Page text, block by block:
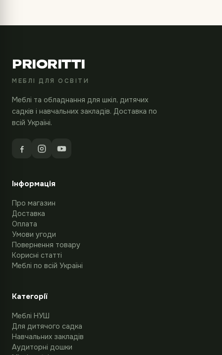
PRIORITTI
МЕБЛІ ДЛЯ ОСВІТИ
Меблі та обладнання для шкіл, дитячих
садків і навчальних закладів. Доставка по
всій Україні.
Інформація
Про магазин
Доставка
Оплата
Умови угоди
Повернення товару
Корисні статті
Меблі по всій Україні
Категорії
Меблі НУШ
Для дитячого садка
Навчальних закладів
Аудиторні дошки